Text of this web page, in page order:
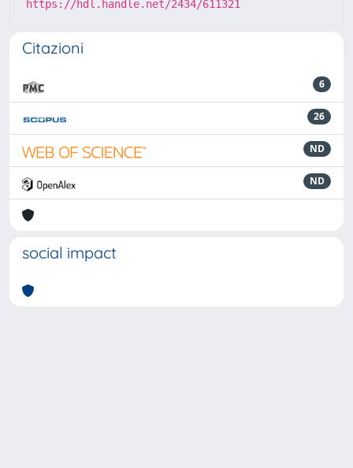
https://hdl.handle.net/2434/611321
Citazioni
6
26
ND
ND
social impact